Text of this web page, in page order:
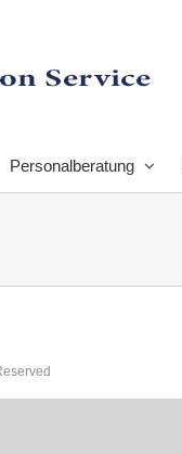
Personalberatung